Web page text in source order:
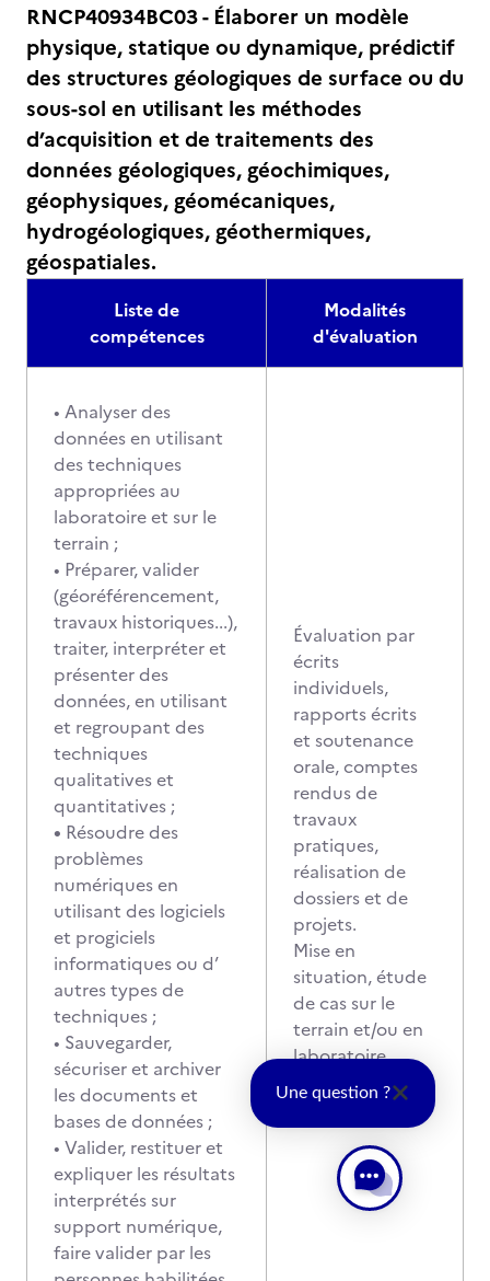
RNCP40934BC03 - Élaborer un modèle
physique, statique ou dynamique, prédictif
des structures géologiques de surface ou du
sous-sol en utilisant les méthodes
d’acquisition et de traitements des
données géologiques, géochimiques,
géophysiques, géomécaniques,
hydrogéologiques, géothermiques,
géospatiales.
Liste de
compétences
Modalités
d'évaluation
• Analyser des
données en utilisant
des techniques
appropriées au
laboratoire et sur le
terrain ;
• Préparer, valider
(géoréférencement,
travaux historiques...),
traiter, interpréter et
présenter des
données, en utilisant
et regroupant des
techniques
qualitatives et
quantitatives ;
• Résoudre des
problèmes
numériques en
utilisant des logiciels
et progiciels
informatiques ou d’
autres types de
techniques ;
• Sauvegarder,
sécuriser et archiver
les documents et
bases de données ;
• Valider, restituer et
expliquer les résultats
interprétés sur
support numérique,
faire valider par les
Évaluation par
écrits
individuels,
rapports écrits
et soutenance
orale, comptes
rendus de
travaux
pratiques,
réalisation de
dossiers et de
projets.
Mise en
situation, étude
de cas sur le
terrain et/ou en
laboratoire.
Période en
entreprise
Une question ?